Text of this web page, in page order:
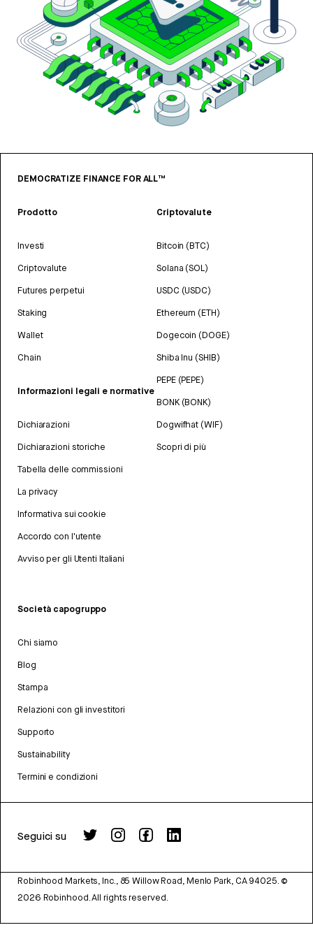
DEMOCRATIZE FINANCE FOR ALL™
Prodotto
Investi
Criptovalute
Futures perpetui
Staking
Wallet
Chain
Informazioni legali e normative
Dichiarazioni
Dichiarazioni storiche
Tabella delle commissioni
La privacy
Informativa sui cookie
Accordo con l'utente
Avviso per gli Utenti Italiani
Criptovalute
Bitcoin (BTC)
Solana (SOL)
USDC (USDC)
Ethereum (ETH)
Dogecoin (DOGE)
Shiba Inu (SHIB)
PEPE (PEPE)
BONK (BONK)
Dogwifhat (WIF)
Scopri di più
Società capogruppo
Chi siamo
Blog
Stampa
Relazioni con gli investitori
Supporto
Sustainability
Termini e condizioni
Seguici su
Robinhood Markets, Inc., 85 Willow Road, Menlo Park, CA 94025. ©
2026 Robinhood. All rights reserved.